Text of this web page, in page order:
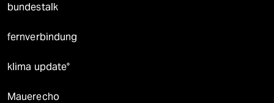
bundestalk
fernverbindung
klima update°
Mauerecho